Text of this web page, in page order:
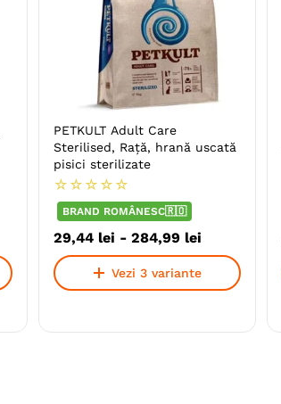
PETKULT Adult Care
Sterilised, Rață, hrană uscată
pisici sterilizate
☆ ☆ ☆ ☆ ☆
BRAND ROMÂNESC🇷🇴
29,44 lei - 284,99 lei
Vezi 3 variante